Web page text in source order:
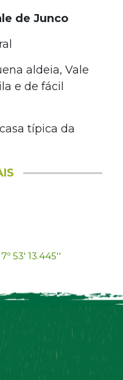
de Junco
aldeia, Vale
e de fácil
típica da
53' 13.445''